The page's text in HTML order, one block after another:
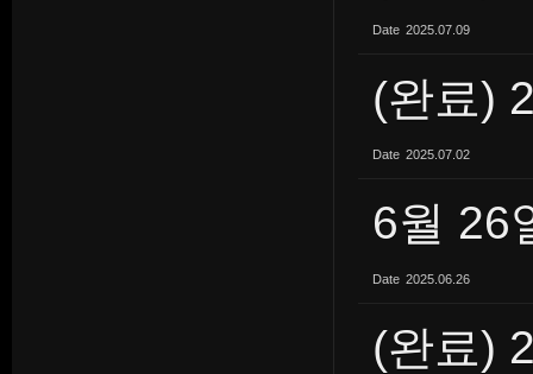
Date 2025.07.09
(완료)
Date 2025.07.02
6월 26
Date 2025.06.26
(완료)